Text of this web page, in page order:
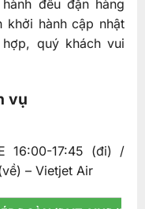
đều đặn hàng
khởi hành cập nhật
quý khách vui
vụ
16:00-17:45 (đi) /
– Vietjet Air